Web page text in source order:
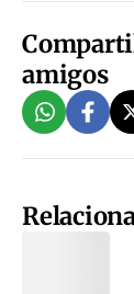
amigos